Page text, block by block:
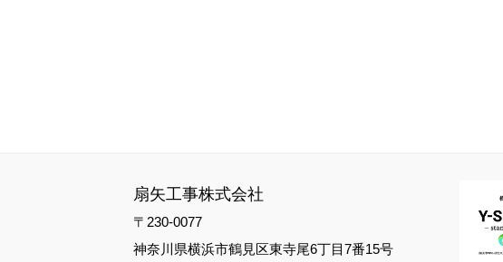
扇矢工事株式会社
〒230-0077
神奈川県横浜市鶴見区東寺尾6丁目7番15号